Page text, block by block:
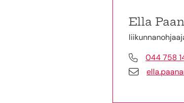
Ella
044 758